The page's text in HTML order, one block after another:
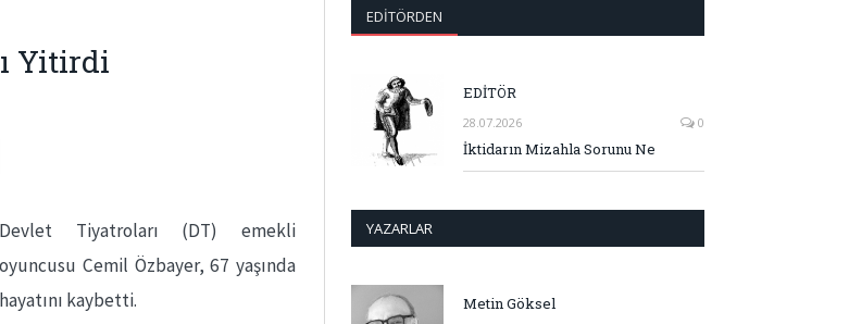
Yitirdi
Devlet Tiyatroları (DT) emekli
oyuncusu Cemil Özbayer, 67 yaşında
hayatını kaybetti.
EDITÖRDEN
EDİTÖR
28.07.2026 0
İktidarın Mizahla Sorunu Ne
YAZARLAR
Metin Göksel